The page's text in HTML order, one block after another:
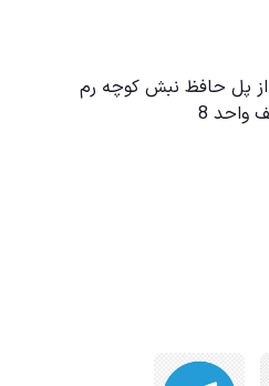
از پل حافظ نبش کوچه رم
واحد 8